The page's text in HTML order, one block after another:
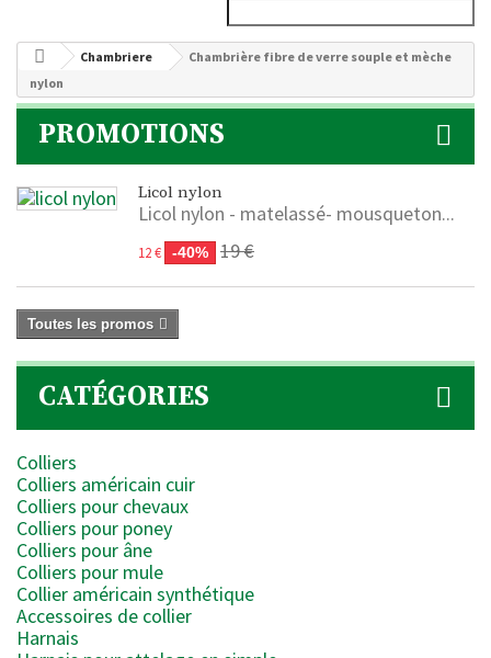
Chambriere
Chambrière fibre de verre souple et mèche
nylon
PROMOTIONS
Licol nylon
Licol nylon - matelassé- mousqueton...
12 € -40% 19 €
Toutes les promos
CATÉGORIES
Colliers
Colliers américain cuir
Colliers pour chevaux
Colliers pour poney
Colliers pour âne
Colliers pour mule
Collier américain synthétique
Accessoires de collier
Harnais